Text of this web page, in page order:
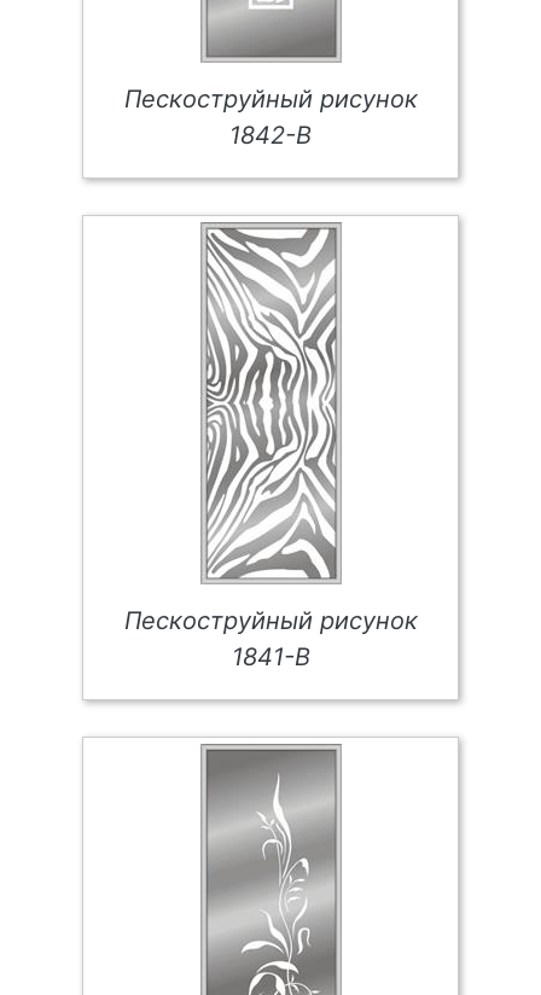
Пескоструйный рисунок
1842-В
Пескоструйный рисунок
1841-В